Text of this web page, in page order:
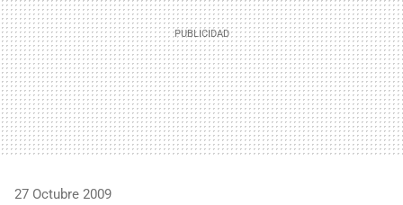
27 Octubre 2009